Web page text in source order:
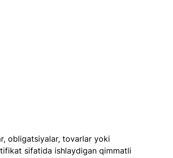
obligatsiyalar, tovarlar yoki
sifatida ishlaydigan qimmatli